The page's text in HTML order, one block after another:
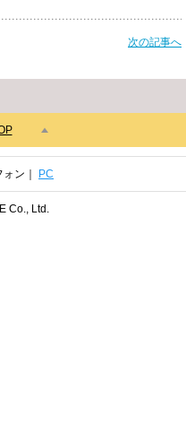
次の記事へ
ン｜ PC
Co., Ltd.